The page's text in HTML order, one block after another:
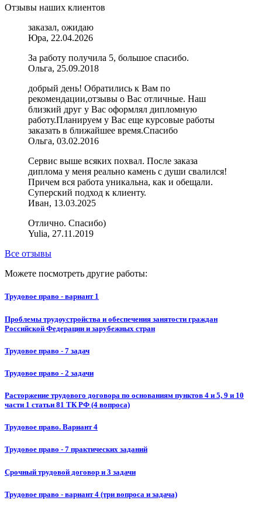
Отзывы наших клиентов
заказал, ожидаю
Юра, 22.04.2026
За работу получила 5, большое спасибо.
Ольга, 25.09.2018
добрый день! Обратились к Вам по
рекомендации,отзывы о Вас отличные. Наш
близкий друг у Вас оформлял дипломную
работу.Планируем у Вас еще курсовые работы
заказать в ближайшее время.Спасибо
Ольга, 03.02.2016
Сервис выше всяких похвал. После заказа
диплома у меня реально камень с души свалился!
Причем вся работа уникальна, как и обещали.
Суперский подход к клиенту.
Иван, 13.03.2025
Отлично. Спасибо)
Yulia, 27.11.2019
Все отзывы
Можете посмотреть другие работы:
Трудовое право - вариант 1
Проблемы трудоустройства и обеспечения занятости граждан
Российской Федерации и зарубежных стран
Трудовое право - 7 задач
Трудовое право - 2 задачи
Расторжение трудового договора по основаниям пунктов 4 и 5, 9 и 10
части 1 статьи 81 ТК РФ (4 вопроса)
Трудовое право. Вариант 4
Трудовое право - 7 практических заданий
Срочный трудовой договор и 3 задачи
Трудовое право - вариант 4 (три вопроса и задача)